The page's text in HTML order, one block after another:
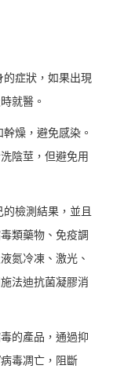
症狀，如果出現
就醫。
燥，避免感染。
陰莖，但避免用
檢測結果，並且
類藥物、免疫調
氮冷凍、激光、
法迪抗菌凝膠消
的產品，通過抑
毒凋亡，阻斷